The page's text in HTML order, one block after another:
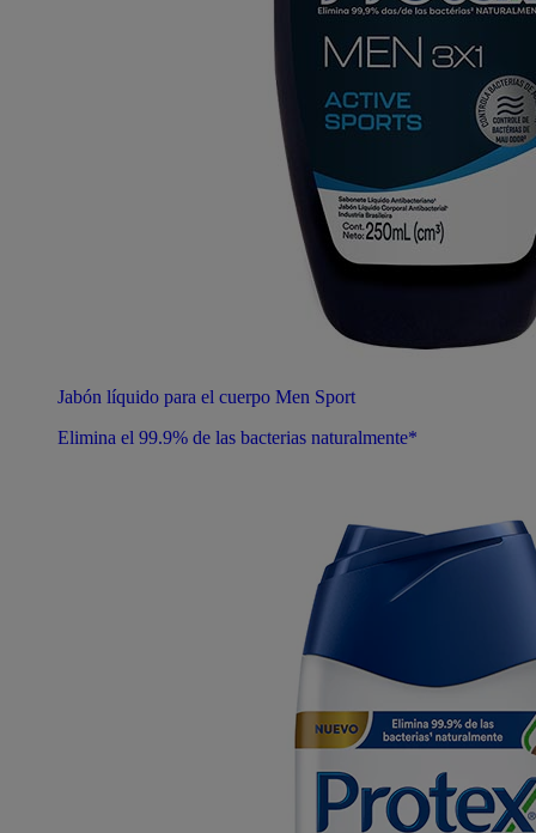
Jabón líquido para el cuerpo Men Sport
Elimina el 99.9% de las bacterias naturalmente*